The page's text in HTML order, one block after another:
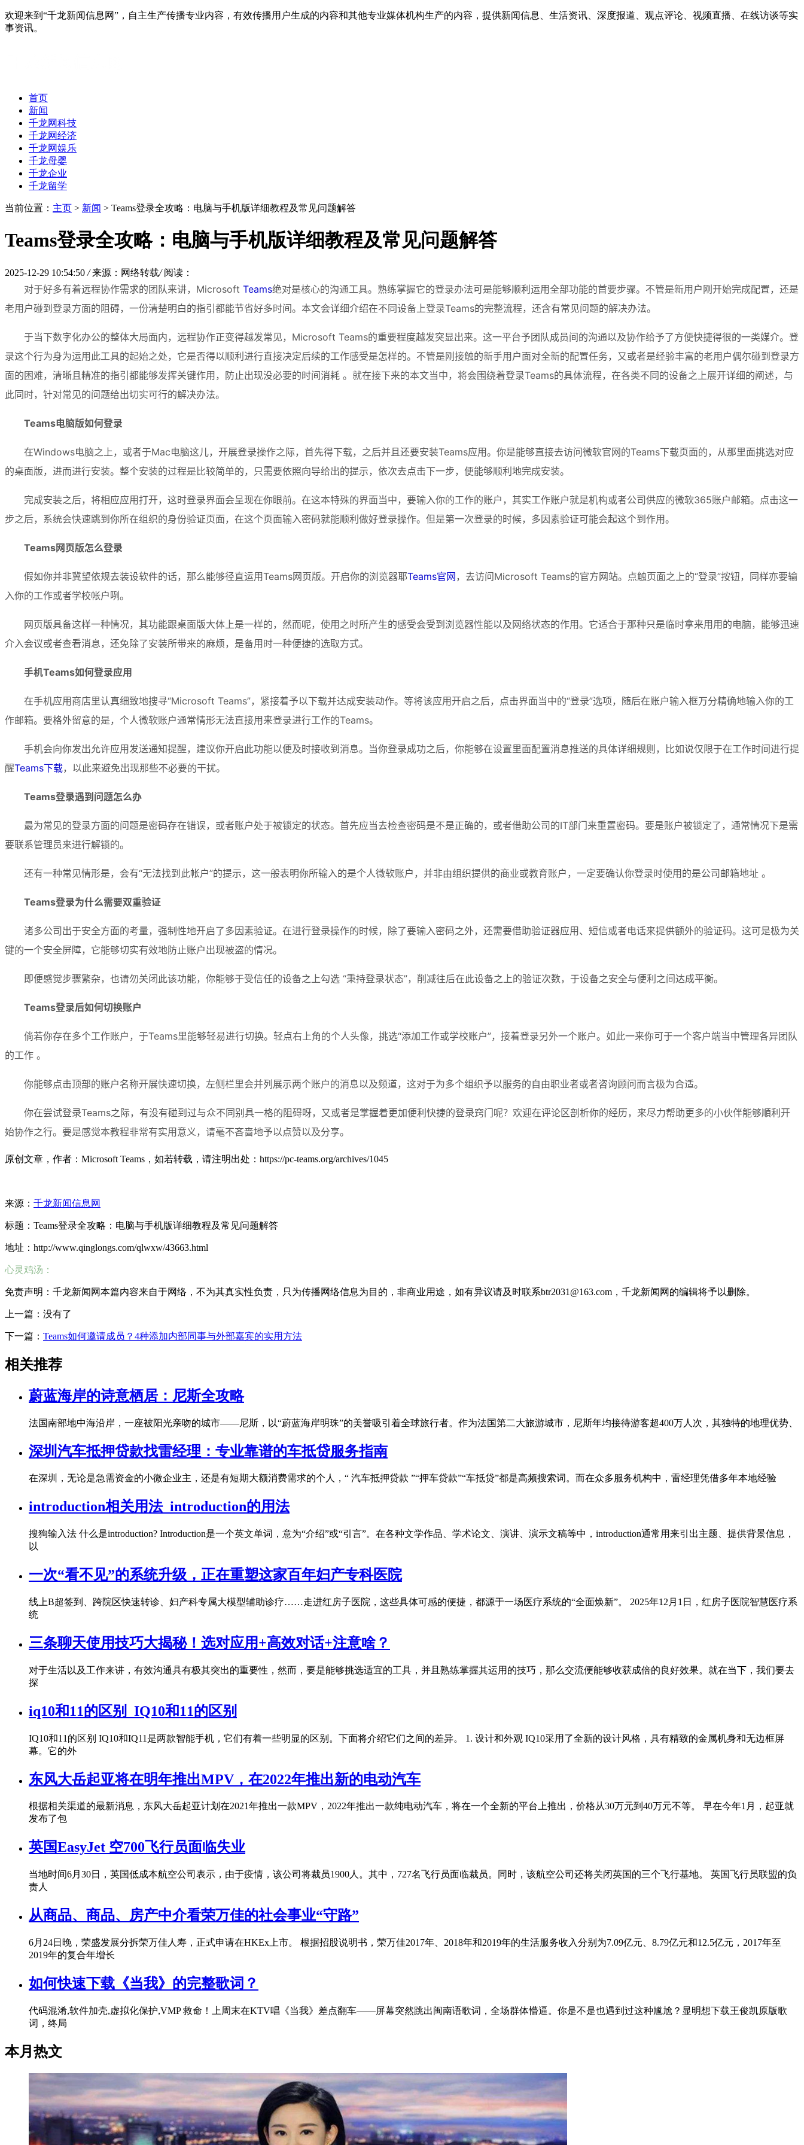
欢迎来到“千龙新闻信息网”，自主生产传播专业内容，有效传播用户生成的内容和其他专业媒体机构生产的内容，提供新闻信息、生活资讯、深度报道、观点评论、视频直播、在线访谈等实
事资讯。
首页
新闻
千龙网科技
千龙网经济
千龙网娱乐
千龙母婴
千龙企业
千龙留学
当前位置： 主页 > 新闻 > Teams登录全攻略：电脑与手机版详细教程及常见问题解答
Teams登录全攻略：电脑与手机版详细教程及常见问题解答
2025-12-29 10:54:50 / 来源：网络转载/ 阅读：
对于好多有着远程协作需求的团队来讲，Microsoft Teams绝对是核心的沟通工具。熟练掌握它的登录办法可是能够顺利运用全部功能的首要步骤。不管是新用户刚开始完成配置，还是
老用户碰到登录方面的阻碍，一份清楚明白的指引都能节省好多时间。本文会详细介绍在不同设备上登录Teams的完整流程，还含有常见问题的解决办法。
于当下数字化办公的整体大局面内，远程协作正变得越发常见，Microsoft Teams的重要程度越发突显出来。这一平台予团队成员间的沟通以及协作给予了方便快捷得很的一类媒介。登
录这个行为身为运用此工具的起始之处，它是否得以顺利进行直接决定后续的工作感受是怎样的。不管是刚接触的新手用户面对全新的配置任务，又或者是经验丰富的老用户偶尔碰到登录方
面的困难，清晰且精准的指引都能够发挥关键作用，防止出现没必要的时间消耗 。就在接下来的本文当中，将会围绕着登录Teams的具体流程，在各类不同的设备之上展开详细的阐述，与
此同时，针对常见的问题给出切实可行的解决办法。
Teams电脑版如何登录
在Windows电脑之上，或者于Mac电脑这儿，开展登录操作之际，首先得下载，之后并且还要安装Teams应用。你是能够直接去访问微软官网的Teams下载页面的，从那里面挑选对应
的桌面版，进而进行安装。整个安装的过程是比较简单的，只需要依照向导给出的提示，依次去点击下一步，便能够顺利地完成安装。
完成安装之后，将相应应用打开，这时登录界面会呈现在你眼前。在这本特殊的界面当中，要输入你的工作的账户，其实工作账户就是机构或者公司供应的微软365账户邮箱。点击这一
步之后，系统会快速跳到你所在组织的身份验证页面，在这个页面输入密码就能顺利做好登录操作。但是第一次登录的时候，多因素验证可能会起这个到作用。
Teams网页版怎么登录
假如你并非冀望依规去装设软件的话，那么能够径直运用Teams网页版。开启你的浏览器耶Teams官网，去访问Microsoft Teams的官方网站。点触页面之上的“登录”按钮，同样亦要输
入你的工作或者学校帐户咧。
网页版具备这样一种情况，其功能跟桌面版大体上是一样的，然而呢，使用之时所产生的感受会受到浏览器性能以及网络状态的作用。它适合于那种只是临时拿来用用的电脑，能够迅速
介入会议或者查看消息，还免除了安装所带来的麻烦，是备用时一种便捷的选取方式。
手机Teams如何登录应用
在手机应用商店里认真细致地搜寻“Microsoft Teams”，紧接着予以下载并达成安装动作。等将该应用开启之后，点击界面当中的“登录”选项，随后在账户输入框万分精确地输入你的工
作邮箱。要格外留意的是，个人微软账户通常情形无法直接用来登录进行工作的Teams。
手机会向你发出允许应用发送通知提醒，建议你开启此功能以便及时接收到消息。当你登录成功之后，你能够在设置里面配置消息推送的具体详细规则，比如说仅限于在工作时间进行提
醒Teams下载，以此来避免出现那些不必要的干扰。
Teams登录遇到问题怎么办
最为常见的登录方面的问题是密码存在错误，或者账户处于被锁定的状态。首先应当去检查密码是不是正确的，或者借助公司的IT部门来重置密码。要是账户被锁定了，通常情况下是需
要联系管理员来进行解锁的。
还有一种常见情形是，会有“无法找到此帐户”的提示，这一般表明你所输入的是个人微软账户，并非由组织提供的商业或教育账户，一定要确认你登录时使用的是公司邮箱地址 。
Teams登录为什么需要双重验证
诸多公司出于安全方面的考量，强制性地开启了多因素验证。在进行登录操作的时候，除了要输入密码之外，还需要借助验证器应用、短信或者电话来提供额外的验证码。这可是极为关
键的一个安全屏障，它能够切实有效地防止账户出现被盗的情况。
即便感觉步骤繁杂，也请勿关闭此该功能，你能够于受信任的设备之上勾选 “秉持登录状态”，削减往后在此设备之上的验证次数，于设备之安全与便利之间达成平衡。
Teams登录后如何切换账户
倘若你存在多个工作账户，于Teams里能够轻易进行切换。轻点右上角的个人头像，挑选“添加工作或学校账户”，接着登录另外一个账户。如此一来你可于一个客户端当中管理各异团队
的工作 。
你能够点击顶部的账户名称开展快速切换，左侧栏里会并列展示两个账户的消息以及频道，这对于为多个组织予以服务的自由职业者或者咨询顾问而言极为合适。
你在尝试登录Teams之际，有没有碰到过与众不同别具一格的阻碍呀，又或者是掌握着更加便利快捷的登录窍门呢？欢迎在评论区剖析你的经历，来尽力帮助更多的小伙伴能够順利开
始协作之行。要是感觉本教程非常有实用意义，请毫不吝啬地予以点赞以及分享。
原创文章，作者：Microsoft Teams，如若转载，请注明出处：https://pc-teams.org/archives/1045
来源： 千龙新闻信息网
标题：Teams登录全攻略：电脑与手机版详细教程及常见问题解答
地址：http://www.qinglongs.com/qlwxw/43663.html
心灵鸡汤：
免责声明：千龙新闻网本篇内容来自于网络，不为其真实性负责，只为传播网络信息为目的，非商业用途，如有异议请及时联系btr2031@163.com，千龙新闻网的编辑将予以删除。
上一篇：没有了
下一篇： Teams如何邀请成员？4种添加内部同事与外部嘉宾的实用方法
相关推荐
蔚蓝海岸的诗意栖居：尼斯全攻略
法国南部地中海沿岸，一座被阳光亲吻的城市——尼斯，以“蔚蓝海岸明珠”的美誉吸引着全球旅行者。作为法国第二大旅游城市，尼斯年均接待游客超400万人次，其独特的地理优势、
深圳汽车抵押贷款找雷经理：专业靠谱的车抵贷服务指南
在深圳，无论是急需资金的小微企业主，还是有短期大额消费需求的个人，“ 汽车抵押贷款 ”“押车贷款”“车抵贷”都是高频搜索词。而在众多服务机构中，雷经理凭借多年本地经验
introduction相关用法_introduction的用法
搜狗输入法 什么是introduction? Introduction是一个英文单词，意为“介绍”或“引言”。在各种文学作品、学术论文、演讲、演示文稿等中，introduction通常用来引出主题、提供背景信息，
以
一次“看不见”的系统升级，正在重塑这家百年妇产专科医院
线上B超签到、跨院区快速转诊、妇产科专属大模型辅助诊疗……走进红房子医院，这些具体可感的便捷，都源于一场医疗系统的“全面焕新”。 2025年12月1日，红房子医院智慧医疗系
统
三条聊天使用技巧大揭秘！选对应用+高效对话+注意啥？
对于生活以及工作来讲，有效沟通具有极其突出的重要性，然而，要是能够挑选适宜的工具，并且熟练掌握其运用的技巧，那么交流便能够收获成倍的良好效果。就在当下，我们要去
探
iq10和11的区别_IQ10和11的区别
IQ10和11的区别 IQ10和IQ11是两款智能手机，它们有着一些明显的区别。下面将介绍它们之间的差异。 1. 设计和外观 IQ10采用了全新的设计风格，具有精致的金属机身和无边框屏
幕。它的外
东风大岳起亚将在明年推出MPV，在2022年推出新的电动汽车
根据相关渠道的最新消息，东风大岳起亚计划在2021年推出一款MPV，2022年推出一款纯电动汽车，将在一个全新的平台上推出，价格从30万元到40万元不等。 早在今年1月，起亚就
发布了包
英国EasyJet 空700飞行员面临失业
当地时间6月30日，英国低成本航空公司表示，由于疫情，该公司将裁员1900人。其中，727名飞行员面临裁员。同时，该航空公司还将关闭英国的三个飞行基地。 英国飞行员联盟的负
责人
从商品、商品、房产中介看荣万佳的社会事业“守路”
6月24日晚，荣盛发展分拆荣万佳人寿，正式申请在HKEx上市。 根据招股说明书，荣万佳2017年、2018年和2019年的生活服务收入分别为7.09亿元、8.79亿元和12.5亿元，2017年至
2019年的复合年增长
如何快速下载《当我》的完整歌词？
代码混淆,软件加壳,虚拟化保护,VMP 救命！上周末在KTV唱《当我》差点翻车——屏幕突然跳出闽南语歌词，全场群体懵逼。你是不是也遇到过这种尴尬？显明想下载王俊凯原版歌
词，终局
本月热文